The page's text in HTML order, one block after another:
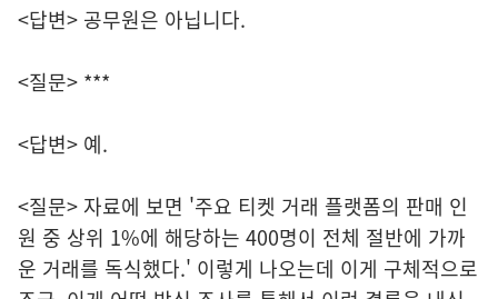
<답변> 공무원은 아닙니다.
<질문> ***
<답변> 예.
<질문> 자료에 보면 '주요 티켓 거래 플랫폼의 판매 인
원 중 상위 1%에 해당하는 400명이 전체 절반에 가까
운 거래를 독식했다.' 이렇게 나오는데 이게 구체적으로